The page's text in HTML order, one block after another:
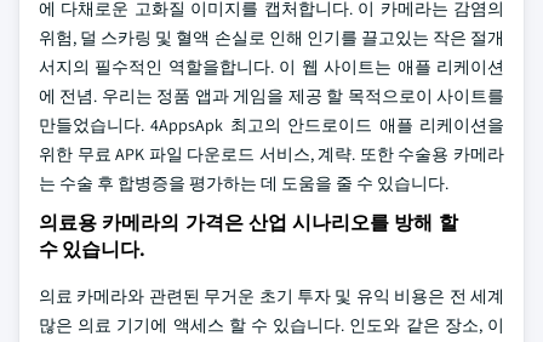
에 다채로운 고화질 이미지를 캡처합니다. 이 카메라는 감염의
위험, 덜 스카링 및 혈액 손실로 인해 인기를 끌고있는 작은 절개
서지의 필수적인 역할을합니다. 이 웹 사이트는 애플 리케이션
에 전념. 우리는 정품 앱과 게임을 제공 할 목적으로이 사이트를
만들었습니다. 4AppsApk 최고의 안드로이드 애플 리케이션을
위한 무료 APK 파일 다운로드 서비스, 계략. 또한 수술용 카메라
는 수술 후 합병증을 평가하는 데 도움을 줄 수 있습니다.
의료용 카메라의 가격은 산업 시나리오를 방해 할
수 있습니다.
의료 카메라와 관련된 무거운 초기 투자 및 유익 비용은 전 세계
많은 의료 기기에 액세스 할 수 있습니다. 인도와 같은 장소, 이